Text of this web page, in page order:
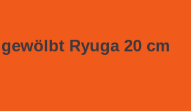
Ryuga 20 cm